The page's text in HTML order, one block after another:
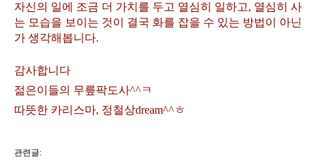
자신의 일에 조금 더 가치를 두고 열심히 일하고, 열심히 사
는 모습을 보이는 것이 결국 화를 잡을 수 있는 방법이 아닌
가 생각해봅니다.
감사합니다
젊은이들의 무릎팍도사^^ㅋ
따뜻한 카리스마, 정철상dream^^ㅎ
관련글: